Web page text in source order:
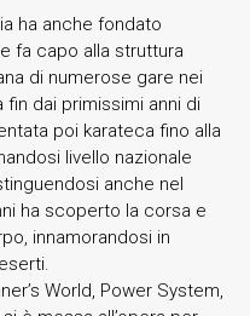
ha anche fondato
fa capo alla struttura
di numerose gare nei
fin dai primissimi anni di
poi karateca fino alla
livello nazionale
anche nel
ha scoperto la corsa e
innamorandosi in
World, Power System,